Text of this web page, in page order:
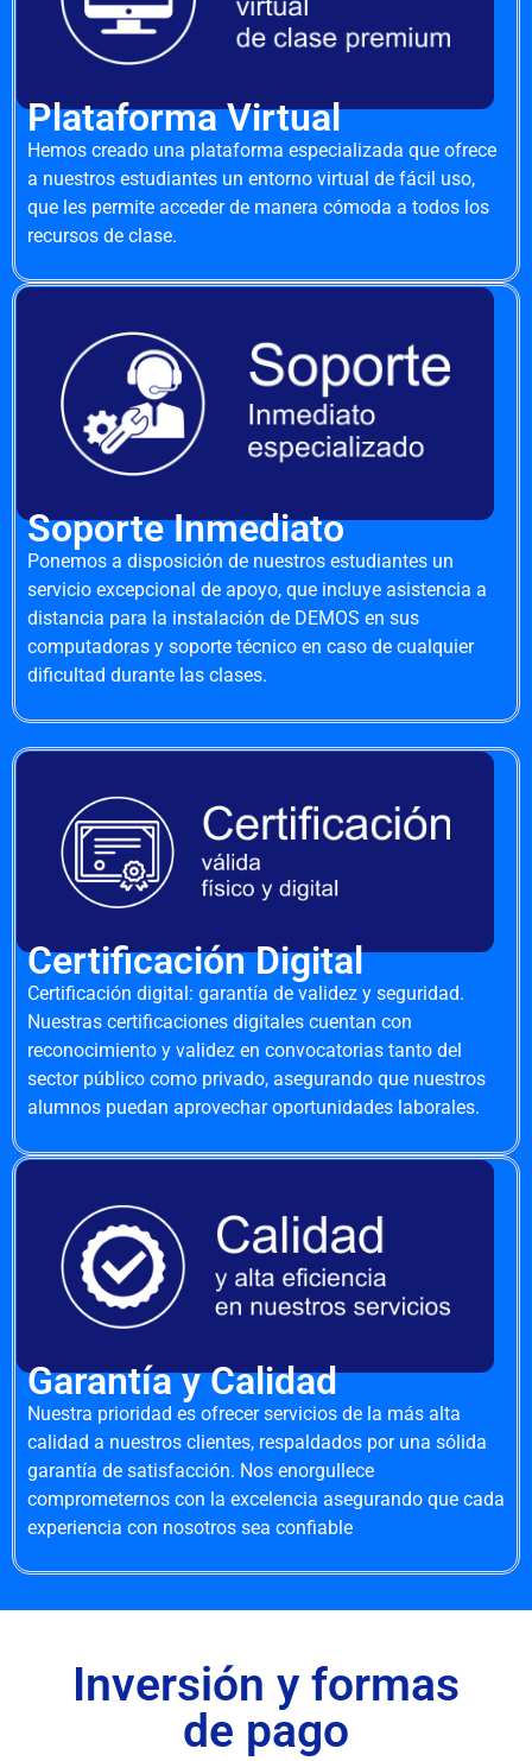
Plataforma Virtual
Hemos creado una plataforma especializada que ofrece
a nuestros estudiantes un entorno virtual de fácil uso,
que les permite acceder de manera cómoda a todos los
recursos de clase.
Soporte Inmediato
Ponemos a disposición de nuestros estudiantes un
servicio excepcional de apoyo, que incluye asistencia a
distancia para la instalación de DEMOS en sus
computadoras y soporte técnico en caso de cualquier
dificultad durante las clases.
Certificación Digital
Certificación digital: garantía de validez y seguridad.
Nuestras certificaciones digitales cuentan con
reconocimiento y validez en convocatorias tanto del
sector público como privado, asegurando que nuestros
alumnos puedan aprovechar oportunidades laborales.
Garantía y Calidad
Nuestra prioridad es ofrecer servicios de la más alta
calidad a nuestros clientes, respaldados por una sólida
garantía de satisfacción. Nos enorgullece
comprometernos con la excelencia asegurando que cada
experiencia con nosotros sea confiable
Inversión y formas
de pago